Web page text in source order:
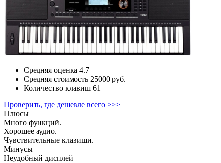
Средняя оценка 4.7
Средняя стоимость 25000 руб.
Количество клавиш 61
Проверить, где дешевле всего >>>
Плюсы
Много функций.
Хорошее аудио.
Чувствительные клавиши.
Минусы
Неудобный дисплей.